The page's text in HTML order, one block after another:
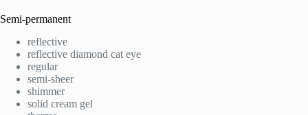
Semi-permanent
reflective
reflective diamond cat eye
regular
semi-sheer
shimmer
solid cream gel